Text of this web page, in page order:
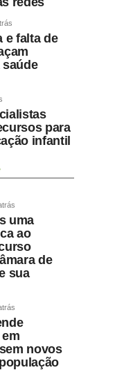
e falta de
para
infantil
uma
ao
de
sua
novos